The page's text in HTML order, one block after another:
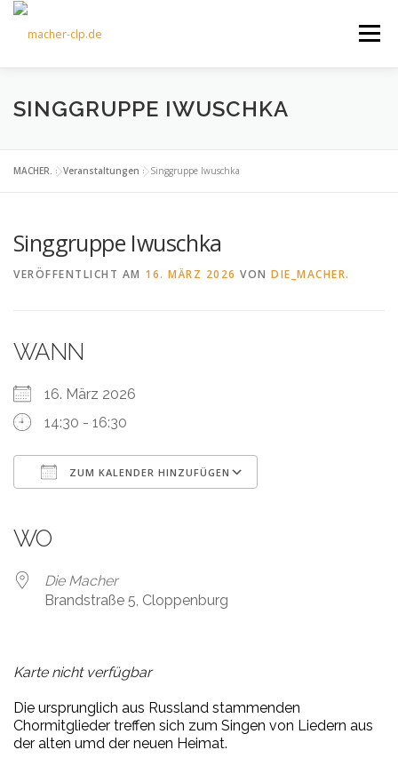
Zum
springen
Menü
ÜBER UNS KULTOURFAHRTEN AKTUELLES
TERMINE ANGEBOTE FÖRDERVEREIN
SINGGRUPPE IWUSCHKA
MACHER. »Veranstaltungen »Singgruppe Iwuschka
Singgruppe Iwuschka
VERÖFFENTLICHT AM 16. MÄRZ 2026 VON DIE_MACHER.
WANN
16. März 2026
14:30 - 16:30
ZUM KALENDER HINZUFÜGEN
WO
Die Macher
Brandstraße 5, Cloppenburg
Karte nicht verfügbar
Die ursprunglich aus Russland stammenden
Chormitglieder treffen sich zum Singen von Liedern aus
der alten umd der neuen Heimat.